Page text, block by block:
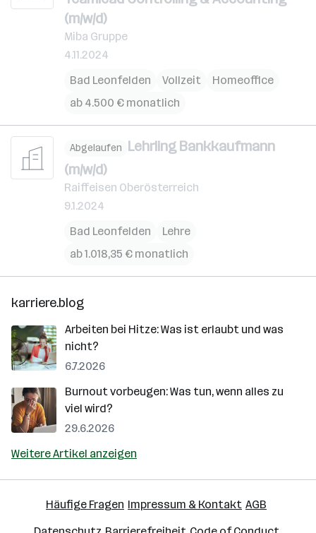
(m/w/d)
Miba Gruppe
4.11.2024
Bad Leonfelden
Vollzeit
Homeoffice
ab 4.500 € monatlich
Abgelaufen Lehrling Bankkaufmann
(m/w/d)
Raiffeisen Oberösterreich
9.1.2024
Bad Leonfelden
Lehre
ab 1.018,35 € monatlich
karriere.blog
Arbeiten bei Hitze: Was ist erlaubt und was
nicht?
6.7.2026
Burnout vorbeugen: Was tun, wenn alles zu
viel wird?
29.6.2026
Weitere Artikel anzeigen
Häufige Fragen Impressum & Kontakt AGB